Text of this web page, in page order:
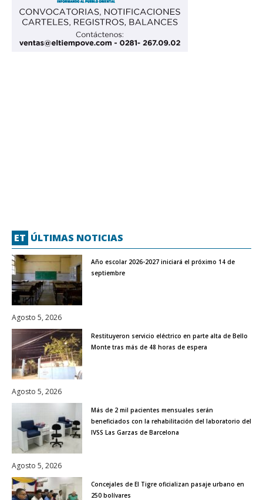
ET ÚLTIMAS NOTICIAS
Año escolar 2026-2027 iniciará el próximo 14 de
septiembre
Agosto 5, 2026
Restituyeron servicio eléctrico en parte alta de Bello
Monte tras más de 48 horas de espera
Agosto 5, 2026
Más de 2 mil pacientes mensuales serán
beneficiados con la rehabilitación del laboratorio del
IVSS Las Garzas de Barcelona
Agosto 5, 2026
Concejales de El Tigre oficializan pasaje urbano en
250 bolívares